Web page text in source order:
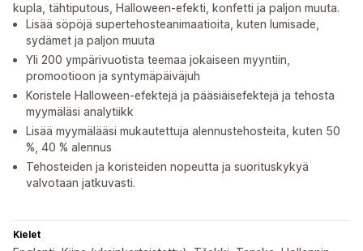
kupla, tähtiputous, Halloween-efekti, konfetti ja paljon muuta.
Lisää söpöjä supertehosteanimaatioita, kuten lumisade,
sydämet ja paljon muuta
Yli 200 ympärivuotista teemaa jokaiseen myyntiin,
promootioon ja syntymäpäiväjuh
Koristele Halloween-efektejä ja pääsiäisefektejä ja tehosta
myymäläsi analytiikk
Lisää myymälääsi mukautettuja alennustehosteita, kuten 50
%, 40 % alennus
Tehosteiden ja koristeiden nopeutta ja suorituskykyä
valvotaan jatkuvasti.
Kielet